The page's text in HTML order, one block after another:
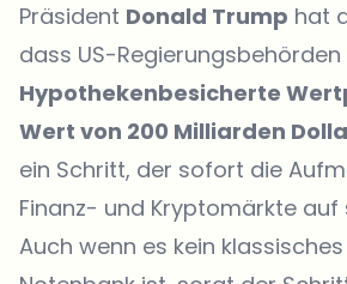
Präsident Donald Trump hat
dass US-Regierungsbehörden
Hypothekenbesicherte
Wert von 200 Milliarden
ein Schritt, der sofort die
Finanz- und Kryptomärkte auf
Auch wenn es kein klassisches